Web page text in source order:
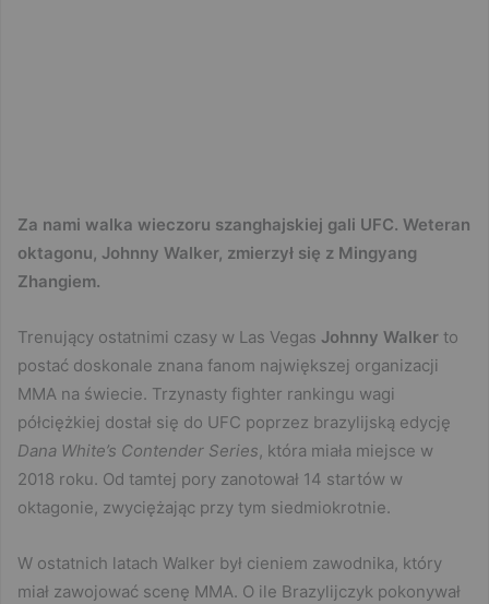
Za nami walka wieczoru szanghajskiej gali UFC. Weteran
oktagonu, Johnny Walker, zmierzył się z Mingyang
Zhangiem.
Trenujący ostatnimi czasy w Las Vegas Johnny Walker to
postać doskonale znana fanom największej organizacji
MMA na świecie. Trzynasty fighter rankingu wagi
półciężkiej dostał się do UFC poprzez brazylijską edycję
Dana White’s Contender Series, która miała miejsce w
2018 roku. Od tamtej pory zanotował 14 startów w
oktagonie, zwyciężając przy tym siedmiokrotnie.
W ostatnich latach Walker był cieniem zawodnika, który
miał zawojować scenę MMA. O ile Brazylijczyk pokonywał